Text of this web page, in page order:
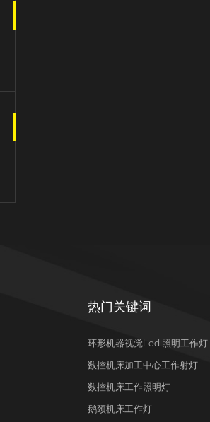
热门关键词
环形机器视觉led 照明工作灯
数控机床加工中心工作射灯
数控机床工作照明灯
鹅颈机床工作灯